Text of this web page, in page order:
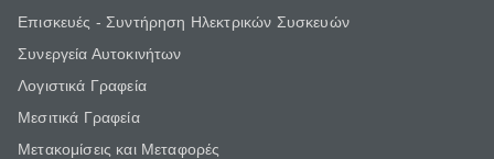
Επισκευές - Συντήρηση Ηλεκτρικών Συσκευών
Συνεργεία Αυτοκινήτων
Λογιστικά Γραφεία
Μεσιτικά Γραφεία
Μετακομίσεις και Μεταφορές